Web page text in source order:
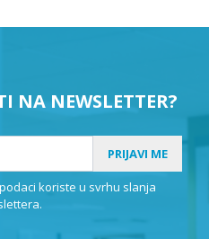
NA NEWSLETTER?
PRIJAVI ME
koriste u svrhu slanja